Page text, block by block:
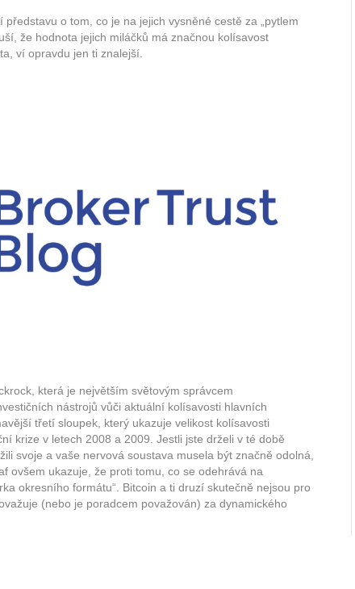
o tom, co je na jejich vysněné cestě za „pytlem
že hodnota jejich miláčků má značnou kolísavost
ví opravdu jen ti znalejší.
která je největším světovým správcem
nástrojů vůči aktuální kolísavosti hlavních
třetí sloupek, který ukazuje velikost kolísavosti
krize v letech 2008 a 2009. Jestli jste drželi v té době
svoje a vaše nervová soustava musela být značně odolná,
ovšem ukazuje, že proti tomu, co se odehrává na
okresního formátu“. Bitcoin a ti druzí skutečně nejsou pro
(nebo je poradcem považován) za dynamického